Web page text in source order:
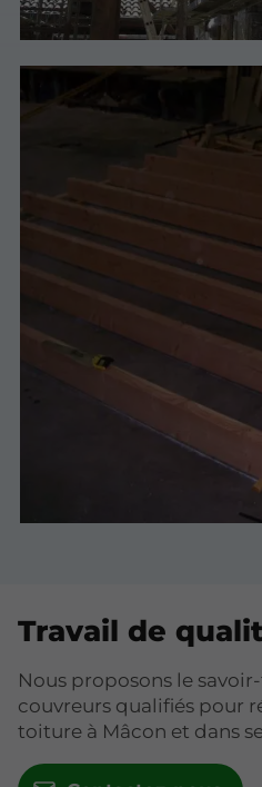
Travail de
Nous proposons le
couvreurs qualifiés pour
toiture à Mâcon et dans